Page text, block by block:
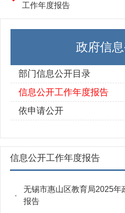
工作年度报告
政府信
部门信息公开目录
信息公开工作年度报告
依申请公开
信息公开工作年度报告
无锡市惠山区教育局2025年
报告